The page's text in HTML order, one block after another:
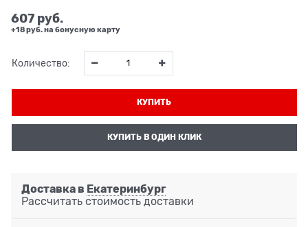
607 руб.
+18 руб. на бонусную карту
Количество:
КУПИТЬ
КУПИТЬ В ОДИН КЛИК
Доставка в Екатеринбург
Рассчитать стоимость доставки